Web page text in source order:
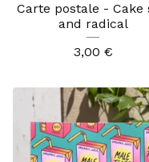
Carte postale - Cake
and radical
3,00 €